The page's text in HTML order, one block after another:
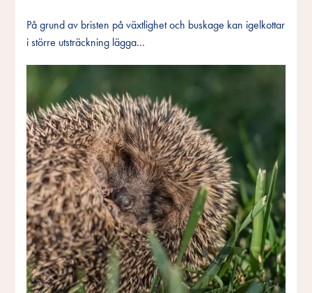
På grund av bristen på växtlighet och buskage kan igelkottar
i större utsträckning lägga…